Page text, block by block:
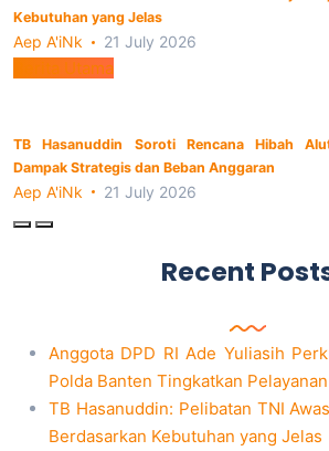
Kebutuhan yang Jelas
Aep A'iNk 21 July 2026
Berita Utama
TB Hasanuddin Soroti Rencana Hibah
Dampak Strategis dan Beban Anggaran
Aep A'iNk 21 July 2026
Recent
Anggota DPD RI Ade Yuliasih
Polda Banten Tingkatkan
TB Hasanuddin: Pelibatan TNI
Berdasarkan Kebutuhan yang Jelas